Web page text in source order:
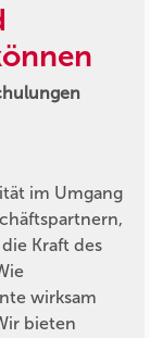
im Umgang
Kraft des
wirksam
bieten